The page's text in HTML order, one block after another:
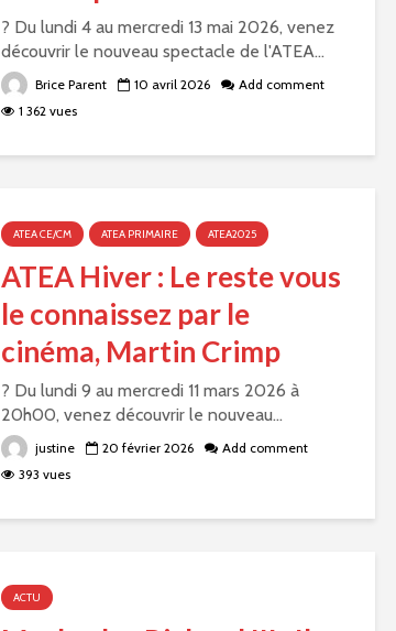
? Du lundi 4 au mercredi 13 mai 2026, venez
découvrir le nouveau spectacle de l'ATEA...
Brice Parent 10 avril 2026
Add comment
1 362 vues
ATEA CE/CM ATEA PRIMAIRE ATEA2025
ATEA Hiver : Le reste vous
le connaissez par le
cinéma, Martin Crimp
? Du lundi 9 au mercredi 11 mars 2026 à
20h00, venez découvrir le nouveau...
justine 20 février 2026
Add comment
393 vues
ACTU